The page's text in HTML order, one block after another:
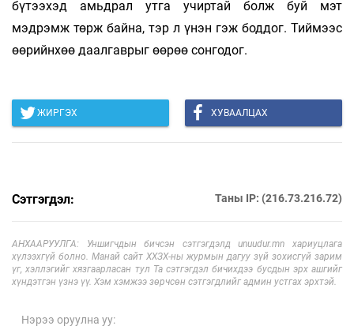
бүтээхэд амьдрал утга учиртай болж буй мэт
мэдрэмж төрж байна, тэр л үнэн гэж боддог. Тиймээс
өөрийнхөө даалгаврыг өөрөө сонгодог.
ЖИРГЭХ ХУВААЛЦАХ
Сэтгэгдэл: Таны IP: (216.73.216.72)
АНХААРУУЛГА: Уншигчдын бичсэн сэтгэгдэлд unuudur.mn хариуцлага
хүлээхгүй болно. Манай сайт ХХЗХ-ны журмын дагуу зүй зохисгүй зарим
үг, хэллэгийг хязгаарласан тул Та сэтгэгдэл бичихдээ бусдын эрх ашгийг
хүндэтгэн үзнэ үү. Хэм хэмжээ зөрчсөн сэтгэгдлийг админ устгах эрхтэй.